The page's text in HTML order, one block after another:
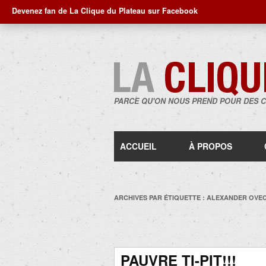
Devenez fan de La Clique du Plateau sur Facebook
PARCE QU'ON NOUS PREND POUR DES
ACCUEIL À PROPOS
ARCHIVES PAR ÉTIQUETTE : ALEXANDER
PAUVRE TI-PIT!!!